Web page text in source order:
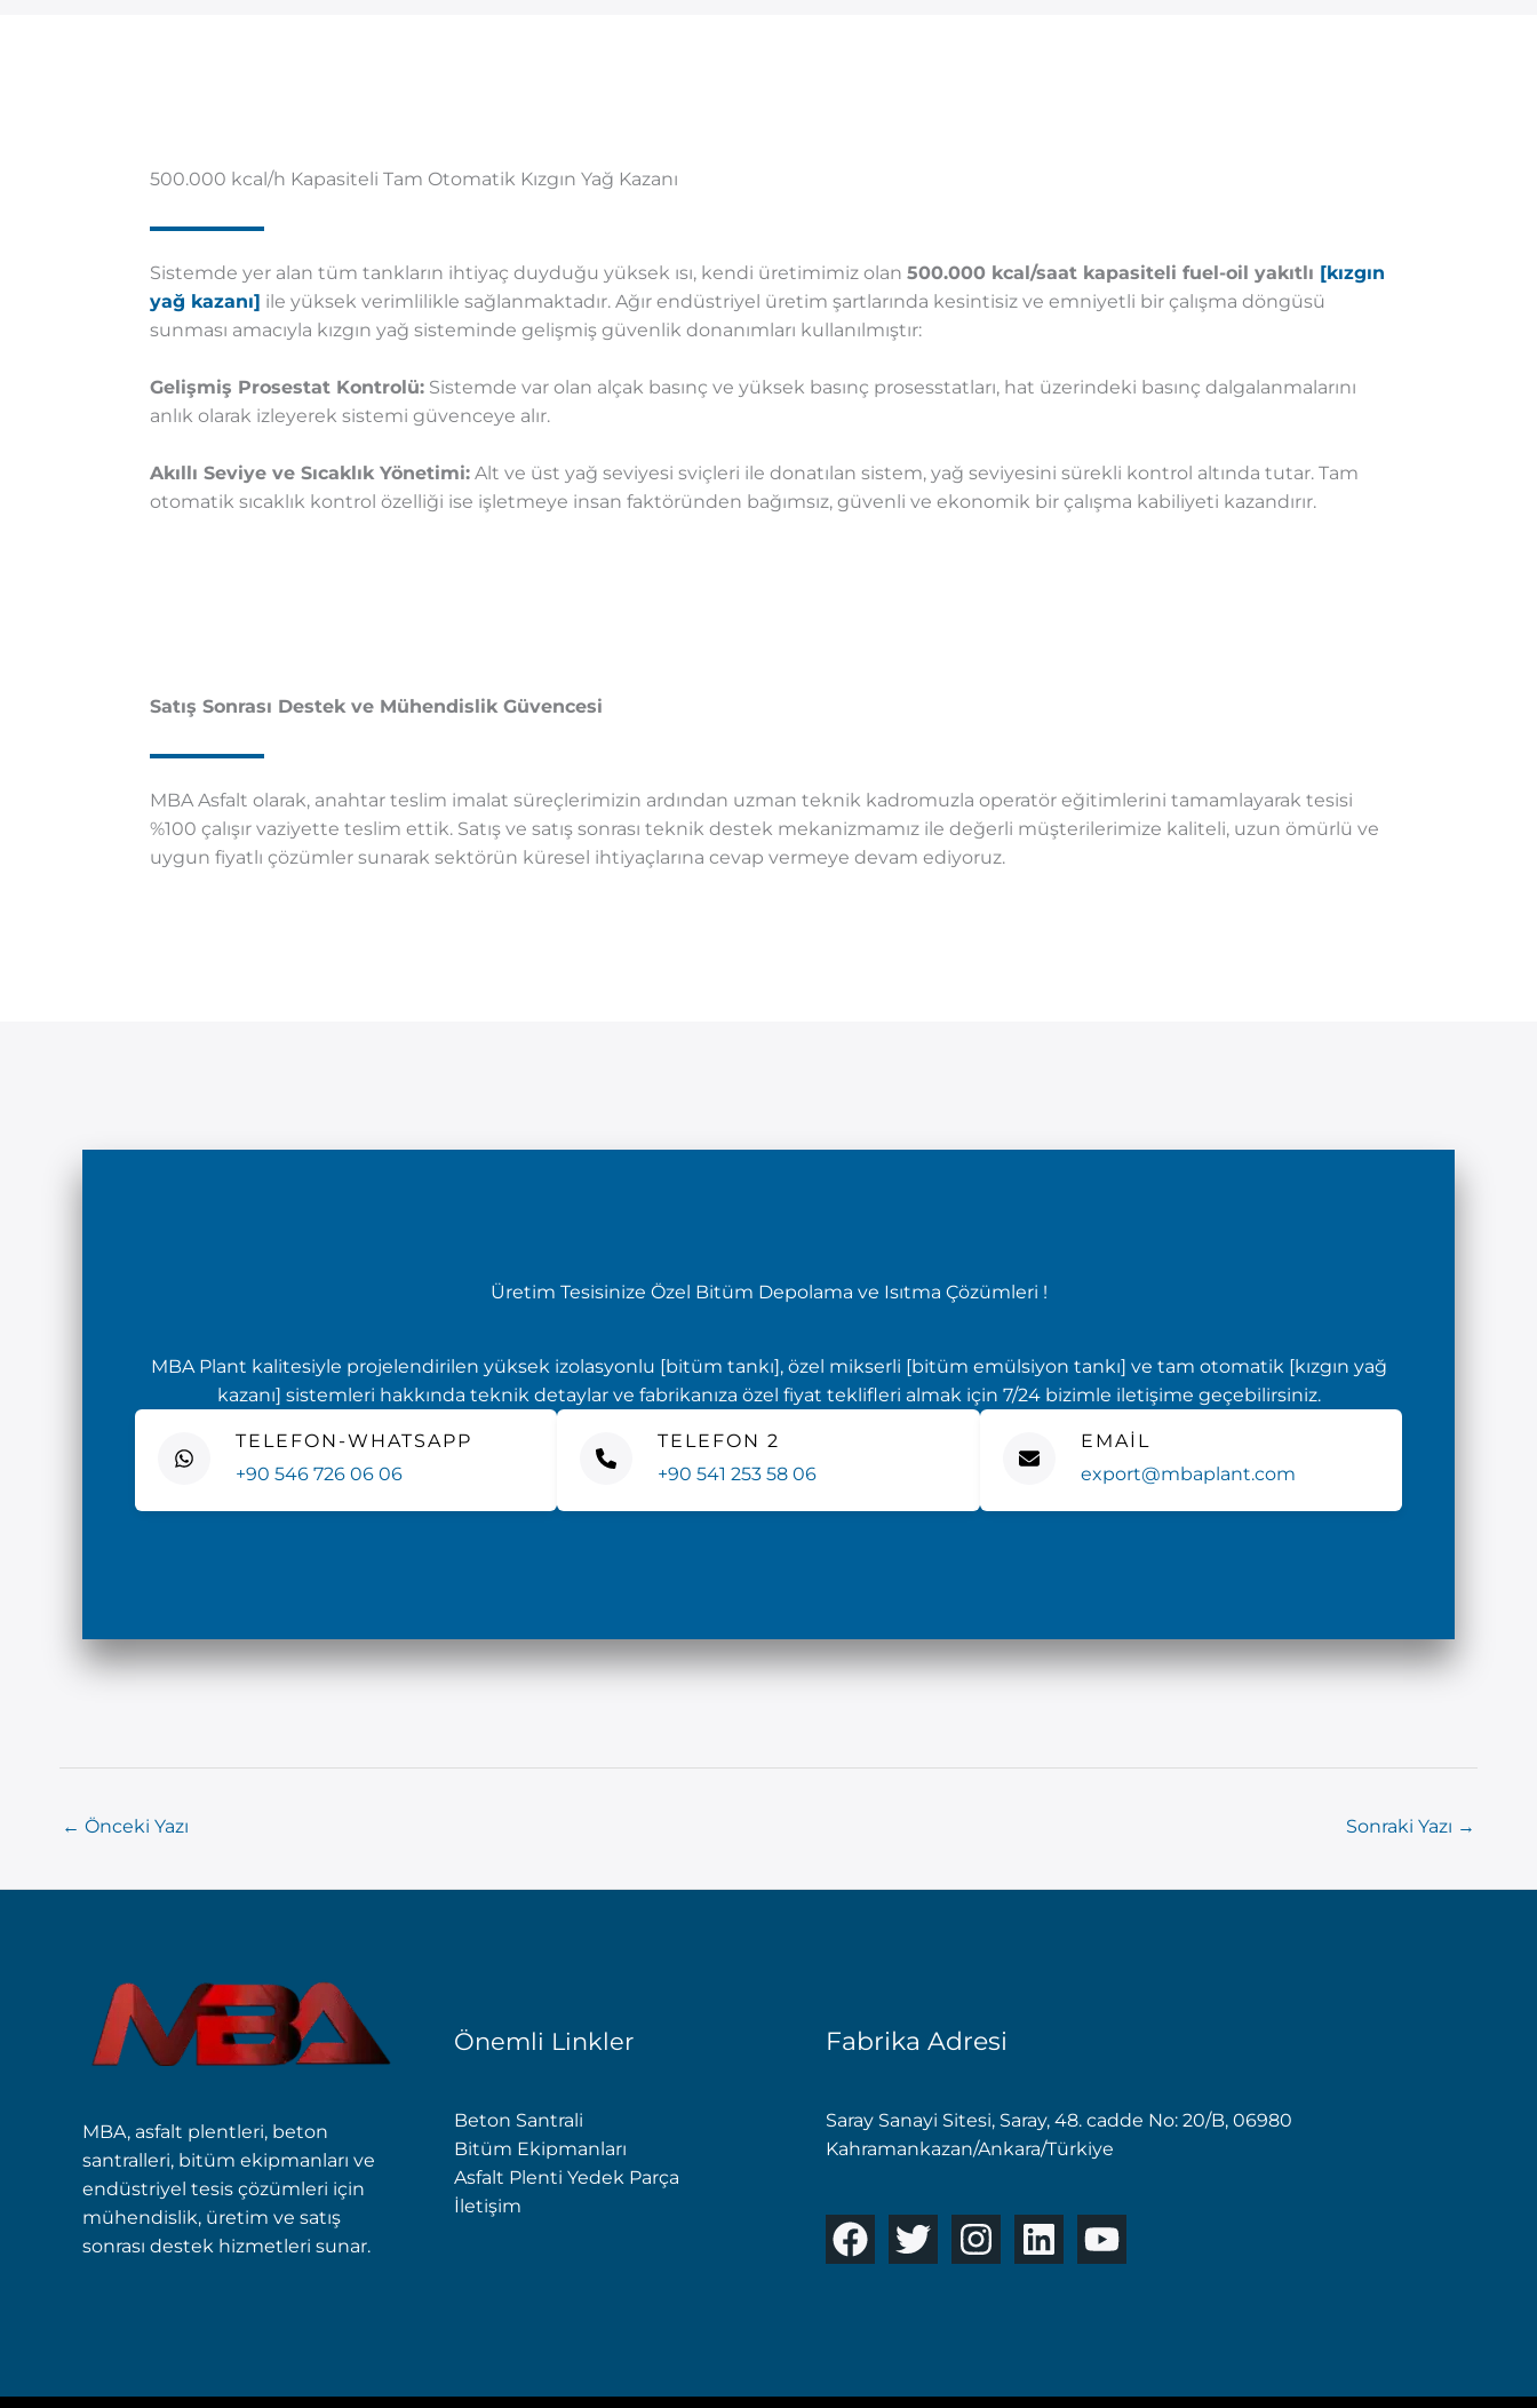
500.000 kcal/h Kapasiteli Tam Otomatik Kızgın Yağ Kazanı
Sistemde yer alan tüm tankların ihtiyaç duyduğu yüksek ısı, kendi üretimimiz olan 500.000 kcal/saat kapasiteli fuel-oil yakıtlı [kızgın
yağ kazanı] ile yüksek verimlilikle sağlanmaktadır. Ağır endüstriyel üretim şartlarında kesintisiz ve emniyetli bir çalışma döngüsü
sunması amacıyla kızgın yağ sisteminde gelişmiş güvenlik donanımları kullanılmıştır:
Gelişmiş Prosestat Kontrolü:Sistemde var olan alçak basınç ve yüksek basınç prosesstatları, hat üzerindeki basınç dalgalanmalarını
anlık olarak izleyerek sistemi güvenceye alır.
Akıllı Seviye ve Sıcaklık Yönetimi:Alt ve üst yağ seviyesi sviçleri ile donatılan sistem, yağ seviyesini sürekli kontrol altında tutar. Tam
otomatik sıcaklık kontrol özelliği ise işletmeye insan faktöründen bağımsız, güvenli ve ekonomik bir çalışma kabiliyeti kazandırır.
Satış Sonrası Destek ve Mühendislik Güvencesi
MBA Asfalt olarak, anahtar teslim imalat süreçlerimizin ardından uzman teknik kadromuzla operatör eğitimlerini tamamlayarak tesisi
%100 çalışır vaziyette teslim ettik. Satış ve satış sonrası teknik destek mekanizmamız ile değerli müşterilerimize kaliteli, uzun ömürlü ve
uygun fiyatlı çözümler sunarak sektörün küresel ihtiyaçlarına cevap vermeye devam ediyoruz.
Üretim Tesisinize Özel Bitüm Depolama ve Isıtma Çözümleri !
MBA Plant kalitesiyle projelendirilen yüksek izolasyonlu [bitüm tankı], özel mikserli [bitüm emülsiyon tankı] ve tam otomatik [kızgın yağ
kazanı] sistemleri hakkında teknik detaylar ve fabrikanıza özel fiyat teklifleri almak için 7/24 bizimle iletişime geçebilirsiniz.
TELEFON-WHATSAPP
+90 546 726 06 06
TELEFON 2
+90 541 253 58 06
EMAIL
export@mbaplant.com
← Önceki Yazı Sonraki Yazı →
MBA, asfalt plentleri, beton
santralleri, bitüm ekipmanları ve
endüstriyel tesis çözümleri için
mühendislik, üretim ve satış
sonrası destek hizmetleri sunar.
Önemli Linkler
Beton Santrali
Bitüm Ekipmanları
Asfalt Plenti Yedek Parça
İletişim
Fabrika Adresi
Saray Sanayi Sitesi, Saray, 48. cadde No: 20/B, 06980
Kahramankazan/Ankara/Türkiye